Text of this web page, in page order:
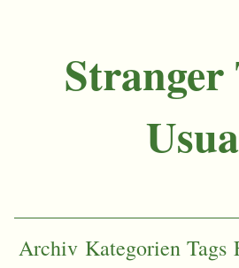
Stranger
Archiv Kategorien Tags